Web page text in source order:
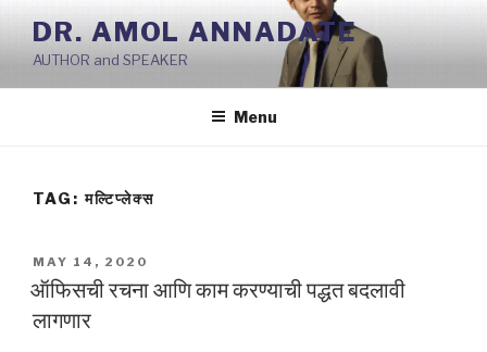
Skip
content
DR. AMOL ANNADATE
AUTHOR and SPEAKER
Menu
TAG:मल्टिप्लेक्स
POSTED
ON
MAY 14, 2020
ऑफिसची रचना आणि काम करण्याची पद्धत बदलावी
लागणार